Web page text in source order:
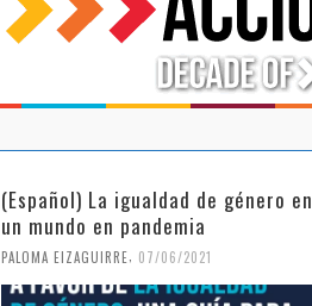
(Español) La igualdad de género en
un mundo en pandemia
PALOMA EIZAGUIRRE 07/06/2021